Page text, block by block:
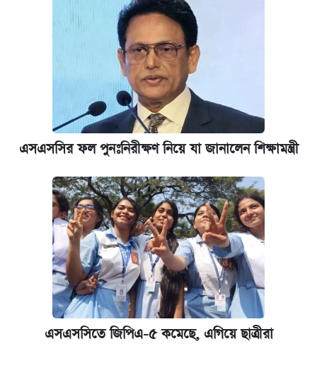
আজকের বাজারে স্বর্ণের দাম (৪ আগস্ট)
রাষ্ট্রবিরোধী কর্মকাণ্ড: ঢাবির কয়েকজন শিক্ষকের
বিরুদ্ধে ব্যবস্থা
পিএসসিতে আরও চার সদস্য নিয়োগ
আবেদন শুরু
এসএসসির ফল পুনঃনিরীক্ষণ নিয়ে যা জানালেন শিক্ষামন্ত্রী
এসএসসিতে জিপিএ-৫ কমেছে, এগিয়ে ছাত্রীরা